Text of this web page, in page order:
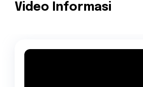
Video Informasi